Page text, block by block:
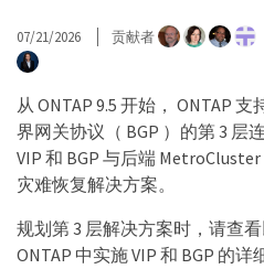
07/21/2026 贡献者
从 ONTAP 9.5 开始， ONTAP
界网关协议（ BGP ）的第 3 层
VIP 和 BGP 与后端
灾难恢复解决方案。
规划第 3 层解决方案时，请查
ONTAP 中实施 VIP 和 BGP 的